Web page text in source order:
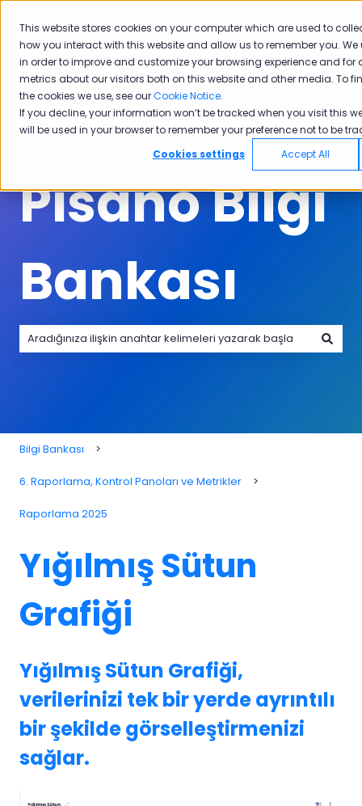
This website stores cookies on your computer which are used to
how you interact with this website and allow us to remember you.
in order to improve and customize your browsing experience and
metrics about our visitors both on this website and other media. To
the cookies we use, see ourCookie Notice.
If you decline, your information won’t be tracked when you visit this
will be used in your browser to remember your preference not to be
Cookies settings
Accept All
Ürünler
Ürünler için alt menüyü göster
Sektörler
Sektörler için alt menüyü göster
Neden
Pisano
Neden Pisano
Pisano Bilgi
Bankası
Bilgi Bankası
6. Raporlama, Kontrol Panoları ve Metrikler
Raporlama 2025
Yığılmış Sütun
Grafiği
Yığılmış Sütun Grafiği,
verilerinizi tek bir yerde ayrıntılı
bir şekilde görselleştirmenizi
sağlar.